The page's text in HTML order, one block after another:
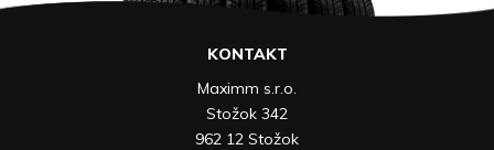
KONTAKT
Maximm s.r.o.
Stožok 342
962 12 Stožok